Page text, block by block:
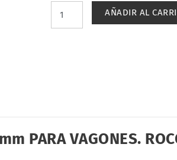
33mm
AÑADIR AL
PARA VAGONES.